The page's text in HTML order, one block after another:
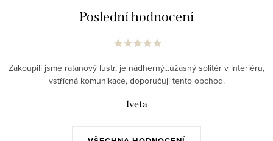
Poslední hodnocení
Zakoupili jsme ratanový lustr, je nádherný...úžasný solitér v interiéru,
vstřícná komunikace, doporučuji tento obchod.
Iveta